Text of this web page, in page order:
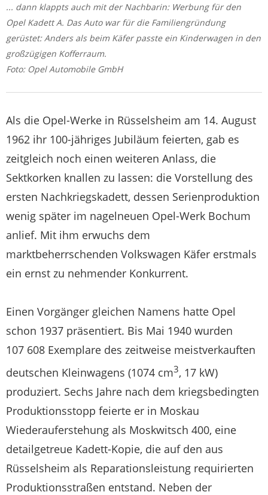
... dann klappts auch mit der Nachbarin: Werbung für den
Opel Kadett A. Das Auto war für die Familiengründung
gerüstet: Anders als beim Käfer passte ein Kinderwagen in den
großzügigen Kofferraum.
Foto: Opel Automobile GmbH
Als die Opel-Werke in Rüsselsheim am 14. August
1962 ihr 100-jähriges Jubiläum feierten, gab es
zeitgleich noch einen weiteren Anlass, die
Sektkorken knallen zu lassen: die Vorstellung des
ersten Nachkriegskadett, dessen Serienproduktion
wenig später im nagelneuen Opel-Werk Bochum
anlief. Mit ihm erwuchs dem
marktbeherrschenden Volkswagen Käfer erstmals
ein ernst zu nehmender Konkurrent.
Einen Vorgänger gleichen Namens hatte Opel
schon 1937 präsentiert. Bis Mai 1940 wurden
107 608 Exemplare des zeitweise meistverkauften
deutschen Kleinwagens (1074 cm3, 17 kW)
produziert. Sechs Jahre nach dem kriegsbedingten
Produktionsstopp feierte er in Moskau
Wiederauferstehung als Moskwitsch 400, eine
detailgetreue Kadett-Kopie, die auf den aus
Rüsselsheim als Reparationsleistung requirierten
Produktionsstraßen entstand. Neben der